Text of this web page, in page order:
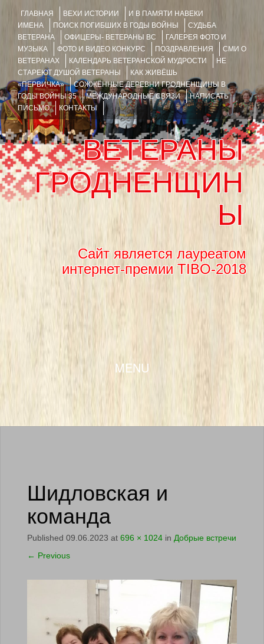
ГЛАВНАЯ ВЕХИ ИСТОРИИ
И В ПАМЯТИ НАВЕКИ
ИМЕНА
ПОИСК ПОГИБШИХ В ГОДЫ ВОЙНЫ
СУДЬБА
ВЕТЕРАНА
ОФИЦЕРЫ- ВЕТЕРАНЫ ВС
ГАЛЕРЕЯ ФОТО И
МУЗЫКА
ФОТО И ВИДЕО КОНКУРС ПОЗДРАВЛЕНИЯ
СМИ О
ВЕТЕРАНАХ
КАЛЕНДАРЬ ВЕТЕРАНСКОЙ МУДРОСТИ
НЕ
СТАРЕЮТ ДУШОЙ ВЕТЕРАНЫ
КАК ЖИВЁШЬ
«ПЕРВИЧКА»
СОЖЖЁННЫЕ ДЕРЕВНИ ГРОДНЕНЩИНЫ В
ГОДЫ ВОЙНЫ 35
МЕЖДУНАРОДНЫЕ СВЯЗИ
НАПИСАТЬ
ПИСЬМО
КОНТАКТЫ
ВЕТЕРАНЫ
ГРОДНЕНЩИН
Ы
Сайт является лауреатом
интернет-премии TIBO-2018
MENU
SKIP TO CONTENT
Шидловская и
команда
Published 09.06.2023 at 696 × 1024 in Добрые встречи
← Previous